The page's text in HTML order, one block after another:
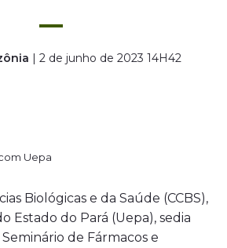
| 2 de junho de 2023 14H42
Uepa
Biológicas e da Saúde (CCBS),
Estado do Pará (Uepa), sedia
de Fármacos e